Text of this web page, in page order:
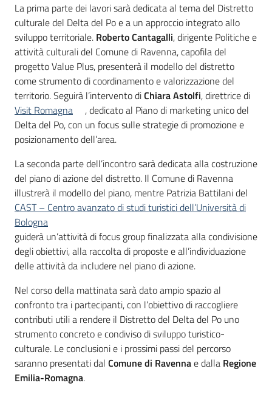
La prima parte dei lavori sarà dedicata al tema del Distretto
culturale del Delta del Po e a un approccio integrato allo
sviluppo territoriale. Roberto Cantagalli, dirigente Politiche e
attività culturali del Comune di Ravenna, capofila del
progetto Value Plus, presenterà il modello del distretto
come strumento di coordinamento e valorizzazione del
territorio. Seguirà l’intervento diChiara Astolfi, direttrice di
Visit Romagna
, dedicato al Piano di marketing unico del
Delta del Po, con un focus sulle strategie di promozione e
posizionamento dell’area.
La seconda parte dell’incontro sarà dedicata alla costruzione
del piano di azione del distretto. Il Comune di Ravenna
illustrerà il modello del piano, mentre Patrizia Battilani del
CAST – Centro avanzato di studi turistici dell’Università di
Bologna
guiderà un’attività di focus group finalizzata alla condivisione
degli obiettivi, alla raccolta di proposte e all’individuazione
delle attività da includere nel piano di azione.
Nel corso della mattinata sarà dato ampio spazio al
confronto tra i partecipanti, con l’obiettivo di raccogliere
contributi utili a rendere il Distretto del Delta del Po uno
strumento concreto e condiviso di sviluppo turistico-
culturale. Le conclusioni e i prossimi passi del percorso
saranno presentati dal Comune di Ravennae dalla Regione
Emilia-Romagna.